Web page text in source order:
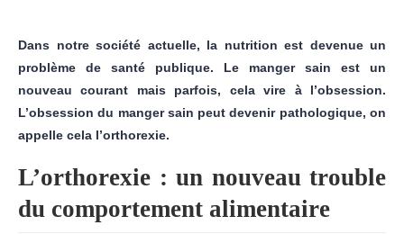
Dans notre société actuelle, la nutrition est devenue un
problème de santé publique. Le manger sain est un
nouveau courant mais parfois, cela vire à l’obsession.
L’obsession du manger sain peut devenir pathologique, on
appelle cela l’orthorexie.
L’orthorexie : un nouveau trouble
du comportement alimentaire